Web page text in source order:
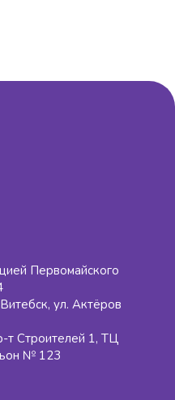
Первомайского
ул. Актёров
т Строителей 1, ТЦ
№ 123